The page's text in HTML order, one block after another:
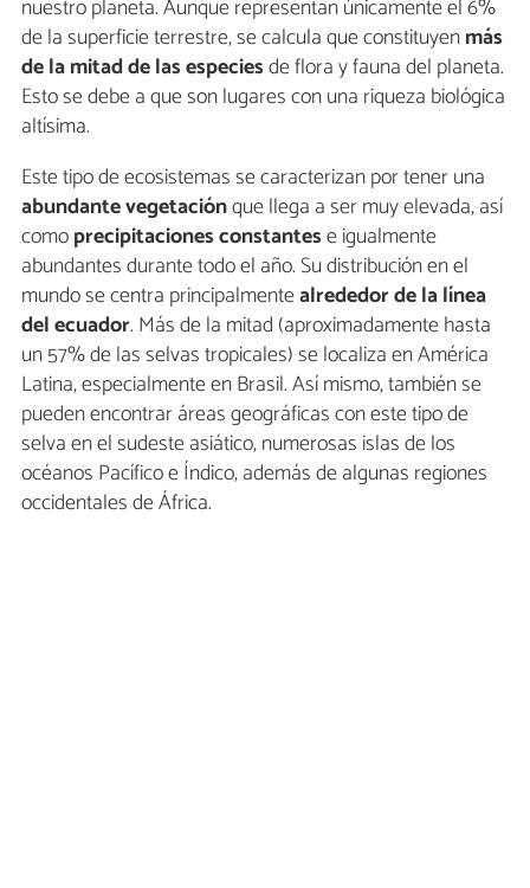
nuestro planeta. Aunque representan únicamente el 6%
de la superficie terrestre, se calcula que constituyenmás
de la mitad de las especiesde flora y fauna del planeta.
Esto se debe a que son lugares con una riqueza biológica
altísima.
Este tipo de ecosistemas se caracterizan por tener una
abundante vegetaciónque llega a ser muy elevada, así
comoprecipitaciones constantese igualmente
abundantes durante todo el año. Su distribución en el
mundo se centra principalmentealrededor de la línea
del ecuador. Más de la mitad (aproximadamente hasta
un 57% de las selvas tropicales) se localiza en América
Latina, especialmente en Brasil. Así mismo, también se
pueden encontrar áreas geográficas con este tipo de
selva en el sudeste asiático, numerosas islas de los
océanos Pacífico e Índico, además de algunas regiones
occidentales de África.